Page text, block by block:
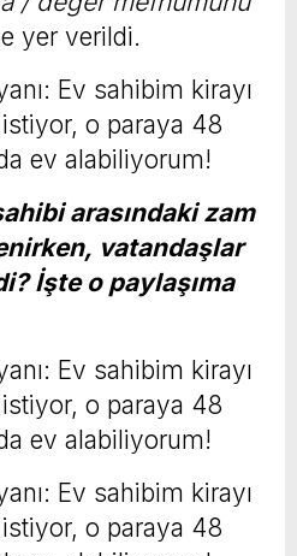
yer verildi.
arasındaki zam
vatandaşlar
İşte o paylaşıma